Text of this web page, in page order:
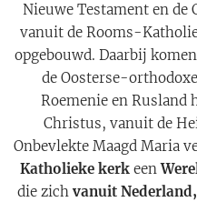
Nieuwe Testament en
vanuit de Rooms-
opgebouwd. Daarbij
de Oosterse-
Roemenie en Rusland
Christus, vanuit de
Onbevlekte Maagd Maria
Katholieke kerkeen
die zich vanuit